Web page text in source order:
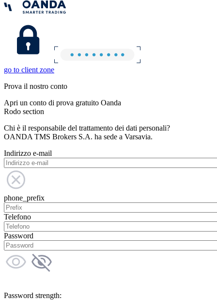
go to client zone
Prova il nostro conto
Apri un conto di prova gratuito Oanda
Rodo section
Chi è il responsabile del trattamento dei dati personali?
OANDA TMS Brokers S.A. ha sede a Varsavia.
Indirizzo e-mail
phone_prefix
Telefono
Password
Password strength: